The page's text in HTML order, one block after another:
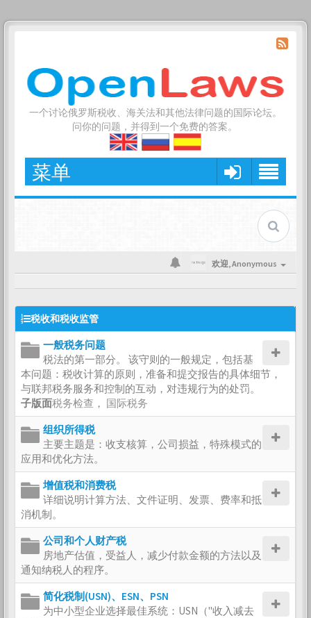
一个讨论俄罗斯税收、海关法和其他法律问题的国际论坛。
问你的问题，并得到一个免费的答案。
菜单
欢迎,Anonymous
税收和税收监管
一般税务问题
税法的第一部分。 该守则的一般规定，包括基
本问题：税收计算的原则，准备和提交报告的具体细节，
与联邦税务服务和控制的互动，对违规行为的处罚。
子版面税务检查 ， 国际税务
组织所得税
主要主题是：收支核算，公司损益，特殊模式的
应用和优化方法。
增值税和消费税
详细说明计算方法、文件证明、发票、费率和抵
消机制。
公司和个人财产税
房地产估值，受益人，减少付款金额的方法以及
通知纳税人的程序。
简化税制(USN)、ESN、PSN
为中小型企业选择最佳系统：USN（"收入减去